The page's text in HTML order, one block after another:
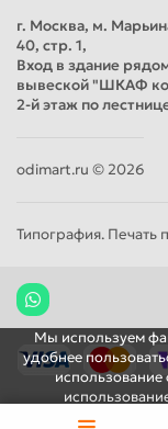
г. Москва, м.
40, стр. 1,
Вход в здание
вывеской "ШКАФ
2-й этаж по
odimart.ru © 2026
Типография. Печать
Мы используем
удобнее
использование